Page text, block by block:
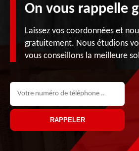
On vous rappelle
Laissez vos coordonnées et
gratuitement. Nous étudions
vous conseillons la meilleure